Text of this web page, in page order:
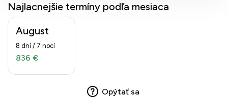
Najlacnejšie termíny podľa mesiaca
August
8 dní / 7 nocí
836 €
Opýtať sa